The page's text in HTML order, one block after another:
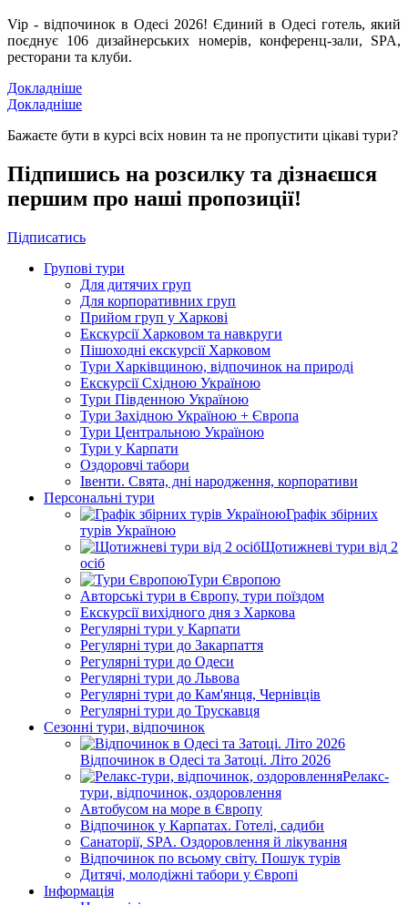
Vip - відпочинок в Одесі 2026! Єдиний в Одесі готель, який
поєднує 106 дизайнерських номерiв, конференц-зали, SPA,
ресторани та клуби.
Докладніше
Докладніше
Бажаєте бути в курсі всіх новин та не пропустити цікаві тури?
Підпишись на розсилку та дізнаєшся
першим про наші пропозиції!
Підписатись
Групові тури
Для дитячих груп
Для корпоративних груп
Прийом груп у Харкові
Екскурсії Харковом та навкруги
Пішоходні екскурсії Харковом
Тури Харківщиною, відпочинок на природі
Екскурсії Східною Україною
Тури Південною Україною
Тури Західною Україною + Європа
Тури Центральною Україною
Тури у Карпати
Оздоровчі табори
Івенти. Свята, дні народження, корпоративи
Персональні тури
Графік збірних
турів Україною
Щотижневі тури від 2
осіб
Тури Європою
Авторські тури в Європу, тури поїздом
Екскурсії вихідного дня з Харкова
Регулярні тури у Карпати
Регулярні тури до Закарпаття
Регулярні тури до Одеси
Регулярні тури до Львова
Регулярні тури до Кам'янця, Чернівців
Регулярні тури до Трускавця
Сезонні тури, відпочинок
Відпочинок в Одесі та Затоці. Літо 2026
Релакс-
тури, відпочинок, оздоровлення
Автобусом на море в Європу
Відпочинок у Карпатах. Готелі, садиби
Санаторії, SPA. Оздоровлення й лікування
Відпочинок по всьому світу. Пошук турів
Дитячі, молодіжні табори у Європі
Інформація